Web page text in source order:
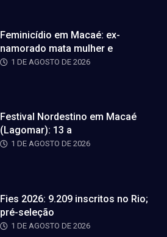
Feminicídio em Macaé: ex-
namorado mata mulher e
1 DE AGOSTO DE 2026
Festival Nordestino em Macaé
(Lagomar): 13 a
1 DE AGOSTO DE 2026
Fies 2026: 9.209 inscritos no Rio;
pré-seleção
1 DE AGOSTO DE 2026